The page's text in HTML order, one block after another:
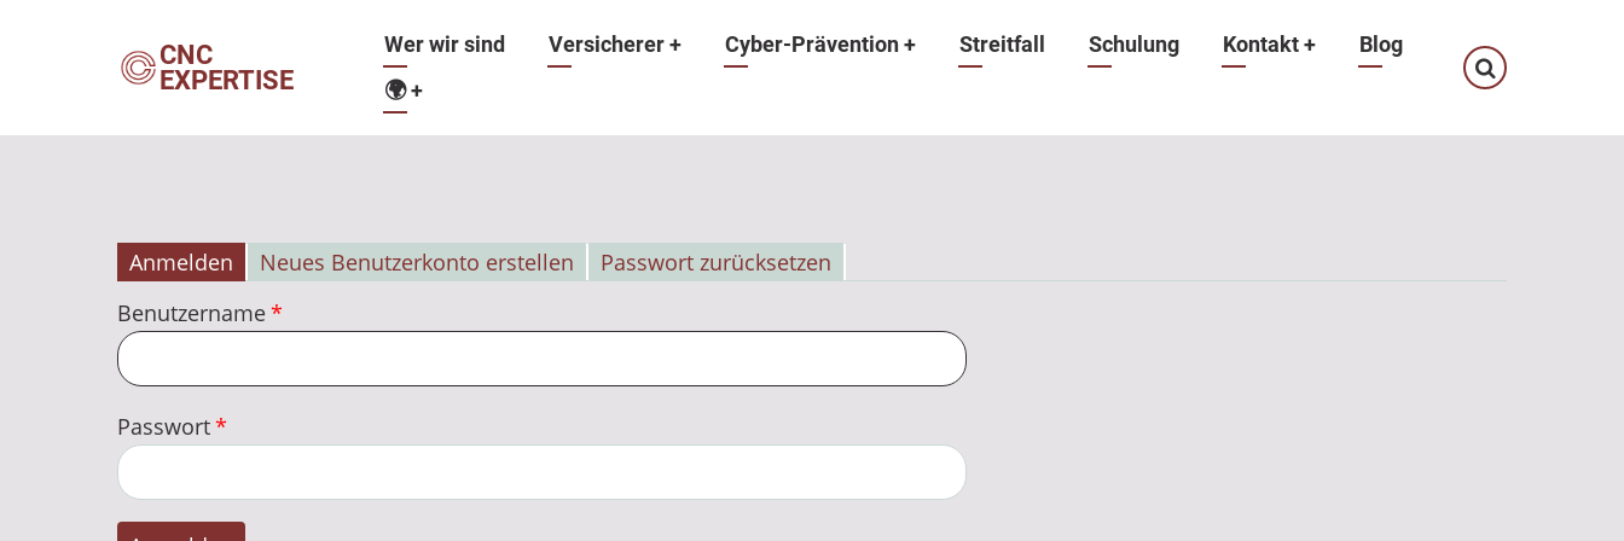
CNC
EXPERTISE
Hauptnavigation
Wer wir sind Versicherer+ Cyber-Prävention+ Streitfall Schulung Kontakt+
Blog
🌍+
Primäre
Reiter
Anmelden Neues Benutzerkonto erstellen
Passwort zurücksetzen
Benutzername
Passwort